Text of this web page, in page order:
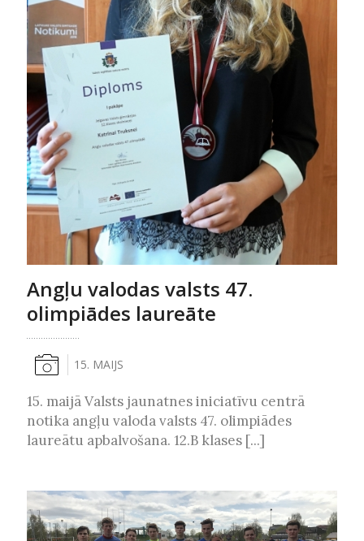
Angļu valodas valsts 47.
olimpiādes laureāte
15. MAIJS
15. maijā Valsts jaunatnes iniciatīvu centrā
notika angļu valoda valsts 47. olimpiādes
laureātu apbalvošana. 12.B klases [...]